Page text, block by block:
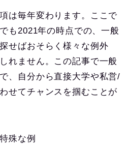
は毎年変わります。ここで
も2021年の時点での、一般
せばおそらく様々な例外
れません。この記事で一般
、自分から直接大学や私営/
せてチャンスを掴むことが
殊な例